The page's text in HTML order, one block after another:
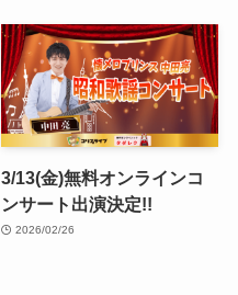
3/13(金)無料オンラインコ
ンサート出演決定!!
2026/02/26